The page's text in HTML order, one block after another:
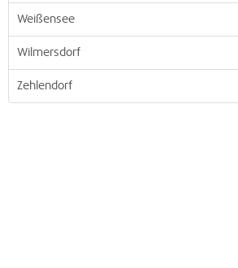
Weißensee
Wilmersdorf
Zehlendorf